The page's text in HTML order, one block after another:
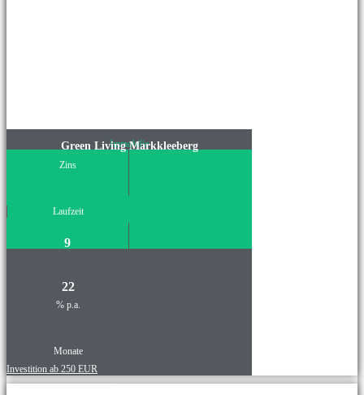
Immobilie
Green Living Markkleeberg
Zins
Laufzeit
9
22
% p.a.
Monate
Investition ab 250 EUR